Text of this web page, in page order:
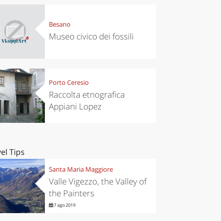
Besano
Museo civico dei fossili
Porto Ceresio
Raccolta etnografica
Appiani Lopez
Tips
Santa Maria Maggiore
Valle Vigezzo, the Valley of
the Painters
7 ago 2019